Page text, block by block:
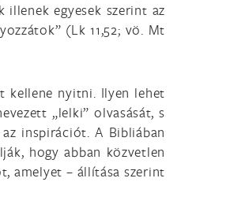
egyesek szerint az
(Lk 11,52; vö. Mt
kellene nyitni. Ilyen lehet
„lelki” olvasását, s
inspirációt. A Bibliában
hogy abban közvetlen
amelyet – állítása szerint